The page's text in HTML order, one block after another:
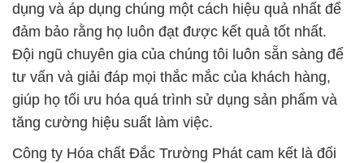
dụng và áp dụng chúng một cách hiệu quả nhất để
đảm bảo rằng họ luôn đạt được kết quả tốt nhất.
Đội ngũ chuyên gia của chúng tôi luôn sẵn sàng để
tư vấn và giải đáp mọi thắc mắc của khách hàng,
giúp họ tối ưu hóa quá trình sử dụng sản phẩm và
tăng cường hiệu suất làm việc.
Công ty Hóa chất Đắc Trường Phát cam kết là đối